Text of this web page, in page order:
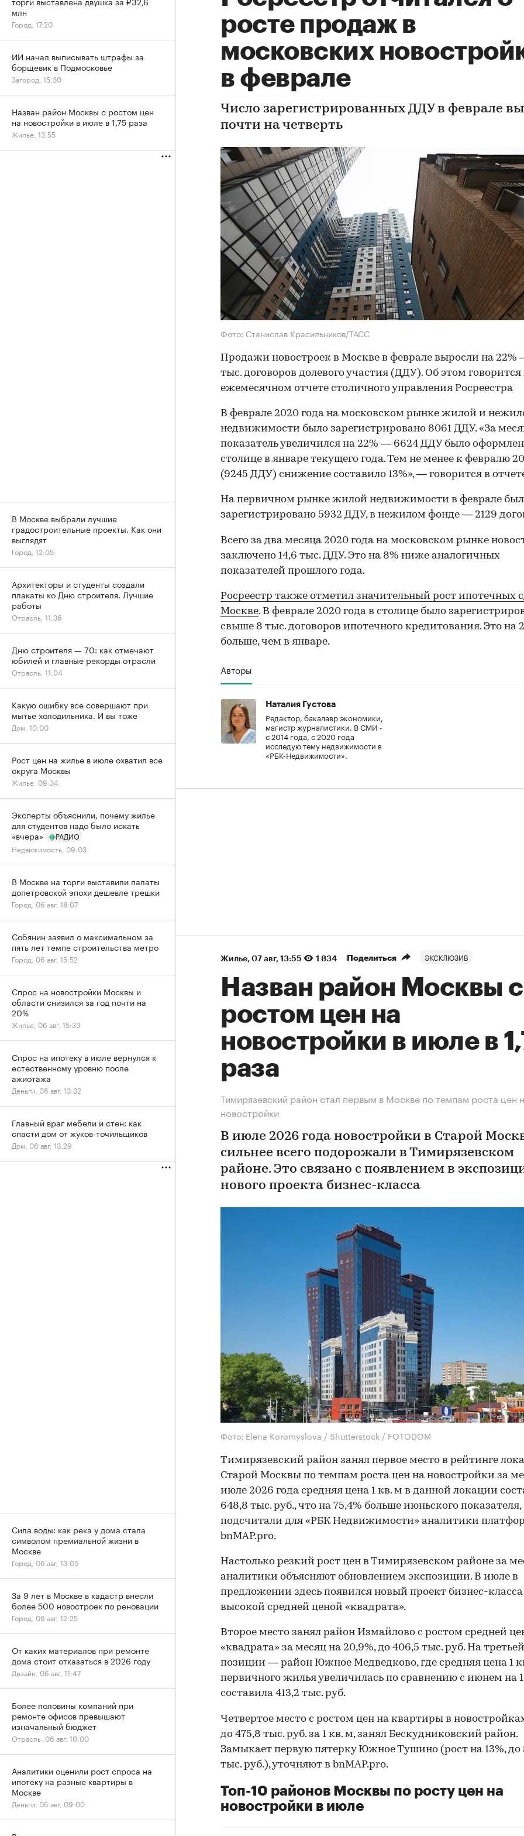
росте продаж в
московских
в феврале
Число зарегистрированных ДДУ в феврале
почти на четверть
Фото: Станислав Красильников/ТАСС
Продажи новостроек в Москве в феврале выросли на 22%
тыс. договоров долевого участия (ДДУ). Об этом говорится
ежемесячном отчете столичного управления Росреестра
В феврале 2020 года на московском рынке жилой и
недвижимости было зарегистрировано 8061 ДДУ. «За
показатель увеличился на 22% — 6624 ДДУ было
столице в январе текущего года. Тем не менее к февралю
(9245 ДДУ) снижение составило 13%», — говорится в
На первичном рынке жилой недвижимости в феврале
зарегистрировано 5932 ДДУ, в нежилом фонде — 2129
Всего за два месяца 2020 года на московском рынке
заключено 14,6 тыс. ДДУ. Это на 8% ниже аналогичных
показателей прошлого года.
Росреестр также отметил значительный рост ипотечных
Москве. В феврале 2020 года в столице было
свыше 8 тыс. договоров ипотечного кредитования. Это на
больше, чем в январе.
Авторы
Наталия Густова
Редактор, бакалавр экономики,
магистр журналистики. В СМИ -
с 2014 года, с 2020 года
исследую тему недвижимости в
«РБК-Недвижимости».
Жилье⁠, 07 авг, 13:55 1 834 Поделиться ЭКСКЛЮЗИВ
Назван район Москвы с
ростом цен на
новостройки в июле в
раза
Тимирязевский район стал первым в Москве по темпам роста цен
новостройки
В июле 2026 года новостройки в Старой
сильнее всего подорожали в Тимирязевском
районе. Это связано с появлением в
нового проекта бизнес-класса
Фото: Elena Koromyslova / Shutterstock / FOTODOM
Тимирязевский район занял первое место в рейтинге
Старой Москвы по темпам роста цен на новостройки за
июле 2026 года средняя цена 1 кв. м в данной локации
648,8 тыс. руб., что на 75,4% больше июньского показателя,
подсчитали для «РБК Недвижимости» аналитики
bnMAP.pro.
Настолько резкий рост цен в Тимирязевском районе за
аналитики объясняют обновлением экспозиции. В июле в
предложении здесь появился новый проект бизнес-класса
высокой средней ценой «квадрата».
Второе место занял район Измайлово с ростом средней
«квадрата» за месяц на 20,9%, до 406,5 тыс. руб. На третьей
позиции — район Южное Медведково, где средняя цена 1
первичного жилья увеличилась по сравнению с июнем на
составила 413,2 тыс. руб.
Четвертое место с ростом цен на квартиры в
до 475,8 тыс. руб. за 1 кв. м, занял Бескудниковский район.
Замыкает первую пятерку Южное Тушино (рост на 13%, до
тыс. руб.), уточняют в bnMAP.pro.
Топ-10 районов Москвы по росту цен на
новостройки в июле
млн
Город, 17:20
ИИ начал выписывать штрафы за
борщевик в Подмосковье
Загород, 15:30
Назван район Москвы с ростом цен
на новостройки в июле в 1,75 раза
Жилье, 13:55
В Москве выбрали лучшие
градостроительные проекты. Как они
выглядят
Город, 12:05
Архитекторы и студенты создали
плакаты ко Дню строителя. Лучшие
работы
Отрасль, 11:36
Дню строителя — 70: как отмечают
юбилей и главные рекорды отрасли
Отрасль, 11:04
Какую ошибку все совершают при
мытье холодильника. И вы тоже
Дом, 10:00
Рост цен на жилье в июле охватил все
округа Москвы
Жилье, 09:34
Эксперты объяснили, почему жилье
для студентов надо было искать
«вчера»
РАДИО
Недвижимость, 09:03
В Москве на торги выставили палаты
допетровской эпохи дешевле трешки
Город, 06 авг, 18:07
Собянин заявил о максимальном за
пять лет темпе строительства метро
Город, 06 авг, 15:52
Спрос на новостройки Москвы и
области снизился за год почти на
20%
Жилье, 06 авг, 15:39
Спрос на ипотеку в июле вернулся к
естественному уровню после
ажиотажа
Деньги, 06 авг, 13:32
Главный враг мебели и стен: как
спасти дом от жуков-точильщиков
Дом, 06 авг, 13:29
Сила воды: как река у дома стала
символом премиальной жизни в
Москве
Город, 06 авг, 13:05
За 9 лет в Москве в кадастр внесли
более 500 новостроек по реновации
Город, 06 авг, 12:25
От каких материалов при ремонте
дома стоит отказаться в 2026 году
Дизайн, 06 авг, 11:47
Более половины компаний при
ремонте офисов превышают
изначальный бюджет
Отрасль, 06 авг, 10:00
Аналитики оценили рост спроса на
ипотеку на разные квартиры в
Москве
Деньги, 06 авг, 09:00